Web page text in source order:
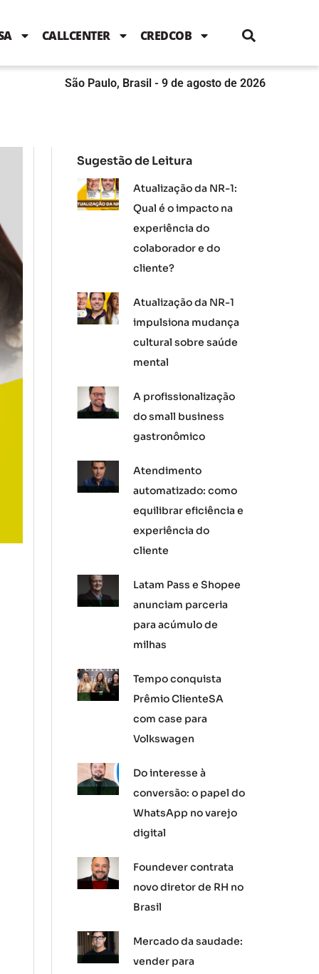
b
o
k
t
e
b
n
g
a
m
CALLCENTER CREDCOB
São Paulo, Brasil - 9 de agosto de 2026
Sugestão de Leitura
Atualização da NR-1:
Qual é o impacto na
experiência do
colaborador e do
cliente?
Atualização da NR-1
impulsiona mudança
cultural sobre saúde
mental
A profissionalização
do small business
gastronômico
Atendimento
automatizado: como
equilibrar eficiência e
experiência do
cliente
Latam Pass e Shopee
anunciam parceria
para acúmulo de
milhas
Tempo conquista
Prêmio ClienteSA
com case para
Volkswagen
Do interesse à
conversão: o papel do
WhatsApp no varejo
digital
Foundever contrata
novo diretor de RH no
Brasil
Mercado da saudade:
vender para